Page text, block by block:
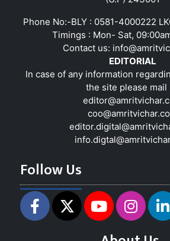
Phone No:-BLY : 0581-4000222
Timings : Mon- Sat,
Contact us:
EDITORIAL
In case of any information
the site please mail
Follow Us